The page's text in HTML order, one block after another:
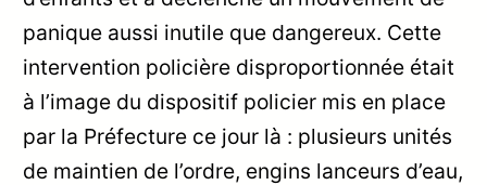
panique aussi inutile que dangereux. Cette
intervention policière disproportionnée était
à l’image du dispositif policier mis en place
par la Préfecture ce jour là : plusieurs unités
de maintien de l’ordre, engins lanceurs d’eau,